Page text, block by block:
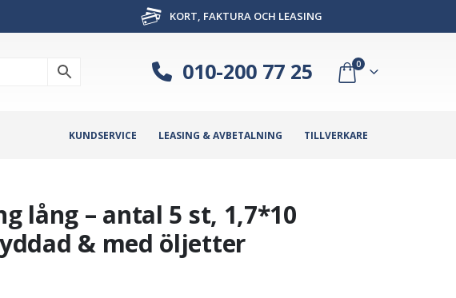
KORT, FAKTURA OCH LEASING
010-200 77 25 0
KUNDSERVICE LEASING & AVBETALNING TILLVERKARE
lång – antal 5 st, 1,7*10
& med öljetter